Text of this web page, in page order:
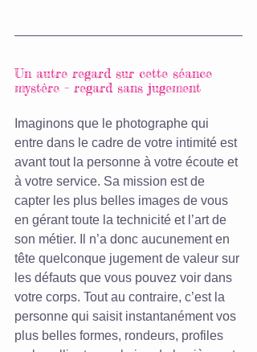
Un autre regard sur cette séance
mystère – regard sans jugement
Imaginons que le photographe qui
entre dans le cadre de votre intimité est
avant tout la personne à votre écoute et
à votre service. Sa mission est de
capter les plus belles images de vous
en gérant toute la technicité et l’art de
son métier. Il n’a donc aucunement en
tête quelconque jugement de valeur sur
les défauts que vous pouvez voir dans
votre corps. Tout au contraire, c’est la
personne qui saisit instantanément vos
plus belles formes, rondeurs, profiles